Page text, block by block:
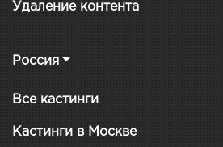
Удаление контента
Россия
Все кастинги
Кастинги в Москве